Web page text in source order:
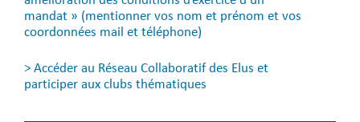
mandat » (mentionner vos nom et prénom et vos
coordonnées mail et téléphone)
> Accéder au Réseau Collaboratif des Elus et
participer aux clubs thématiques